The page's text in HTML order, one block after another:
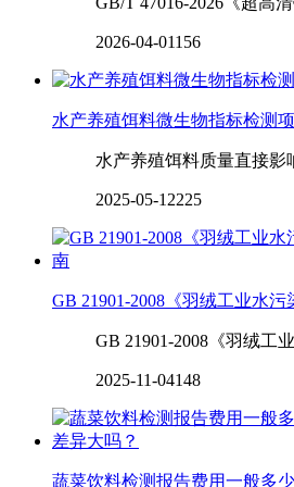
2026-04-01156
水产养殖饵料微生物指标检测
水产养殖饵料质量直接影
2025-05-12225
GB 21901-2008《羽绒工业水
GB 21901-2008《羽绒工业
2025-11-04148
蔬菜饮料检测报告费用一般多